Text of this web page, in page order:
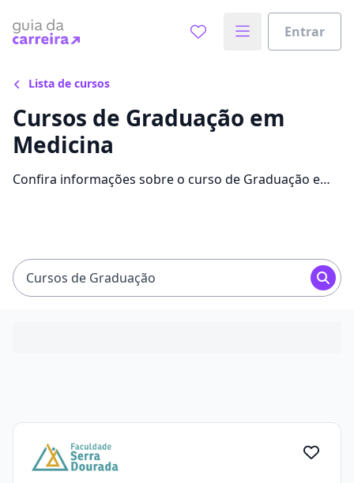
Entrar
Lista de cursos
Cursos de Graduação em
Medicina
Confira informações sobre o curso de Graduação em
Cursos de Graduação